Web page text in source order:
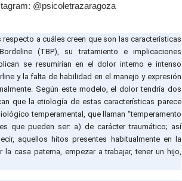
@psicoletrazaragoza
a cuáles creen que son las características
(TBP), su tratamiento e implicaciones
se resumirían en el dolor interno e intenso
y la falta de habilidad en el manejo y expresión
Según este modelo, el dolor tendría dos
que la etiología de estas características parece
temperamental, que llaman “temperamento
que pueden ser: a) de carácter traumático; así
aquellos hitos presentes habitualmente en la
casa paterna, empezar a trabajar, tener un hijo,